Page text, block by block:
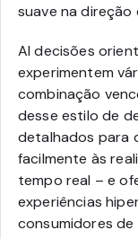
suave na direção
AI decisões
experimentem
combinação
desse estilo de
detalhados para
facilmente às
tempo real – e
experiências
consumidores de